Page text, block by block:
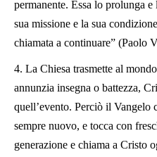
permanente. Essa lo prolunga
sua missione e la sua
chiamata a continuare” (Paolo
4. La Chiesa trasmette al
annunzia insegna o battezza,
quell’evento. Perciò il Vangelo
sempre nuovo, e tocca con
generazione e chiama a Cristo